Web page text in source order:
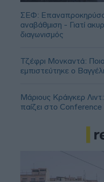
ΣΕΦ:
αναβάθμιση - Γιατί
διαγωνισμός
Τζέφρι Μονκαντά:
εμπιστεύτηκε ο
Μάριους Κράιγκερ
παίζει στο Conference